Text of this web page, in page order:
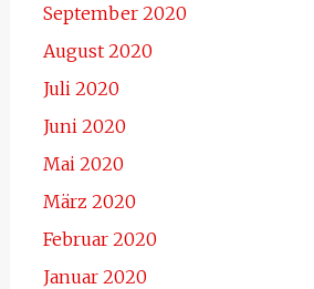
September 2020
August 2020
Juli 2020
Juni 2020
Mai 2020
März 2020
Februar 2020
Januar 2020